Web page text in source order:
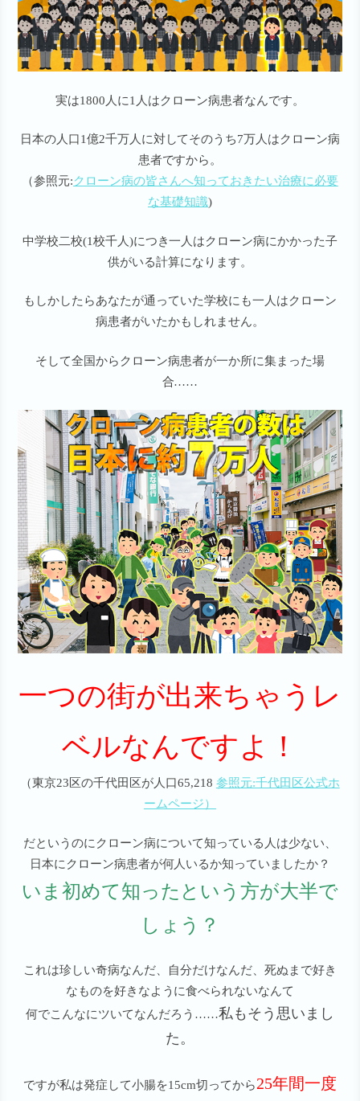
実は1800人に1人はクローン病患者なんです。
日本の人口1億2千万人に対してそのうち7万人はクローン病
患者ですから。
（参照元:クローン病の皆さんへ知っておきたい治療に必要
な基礎知識)
中学校二校(1校千人)につき一人はクローン病にかかった子
供がいる計算になります。
もしかしたらあなたが通っていた学校にも一人はクローン
病患者がいたかもしれません。
そして全国からクローン病患者が一か所に集まった場
合……
一つの街が出来ちゃうレ
ベルなんですよ！
（東京23区の千代田区が人口65,218 参照元:千代田区公式ホ
ームページ）
だというのにクローン病について知っている人は少ない、
日本にクローン病患者が何人いるか知っていましたか？
いま初めて知ったという方が大半で
しょう？
これは珍しい奇病なんだ、自分だけなんだ、死ぬまで好き
なものを好きなように食べられないなんて
何でこんなにツいてなんだろう……私もそう思いまし
た。
ですが私は発症して小腸を15cm切ってから25年間一度